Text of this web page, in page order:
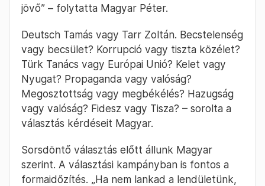
jövő” – folytatta Magyar Péter.
Deutsch Tamás vagy Tarr Zoltán. Becstelenség
vagy becsület? Korrupció vagy tiszta közélet?
Türk Tanács vagy Európai Unió? Kelet vagy
Nyugat? Propaganda vagy valóság?
Megosztottság vagy megbékélés? Hazugság
vagy valóság? Fidesz vagy Tisza? – sorolta a
választás kérdéseit Magyar.
Sorsdöntő választás előtt állunk Magyar
szerint. A választási kampányban is fontos a
formaidőzítés. „Ha nem lankad a lendületünk,